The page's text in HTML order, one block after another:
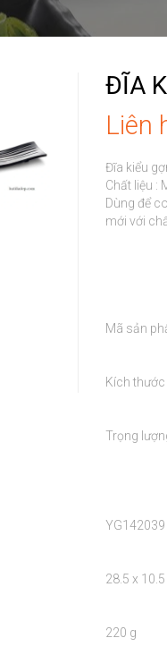
ĐĨA
Liên
Đĩa kiểu
Chất liệu :
Dùng để
mới với
Mã sản
Kích thước
Trọng
YG142039
28.5 x
220 g